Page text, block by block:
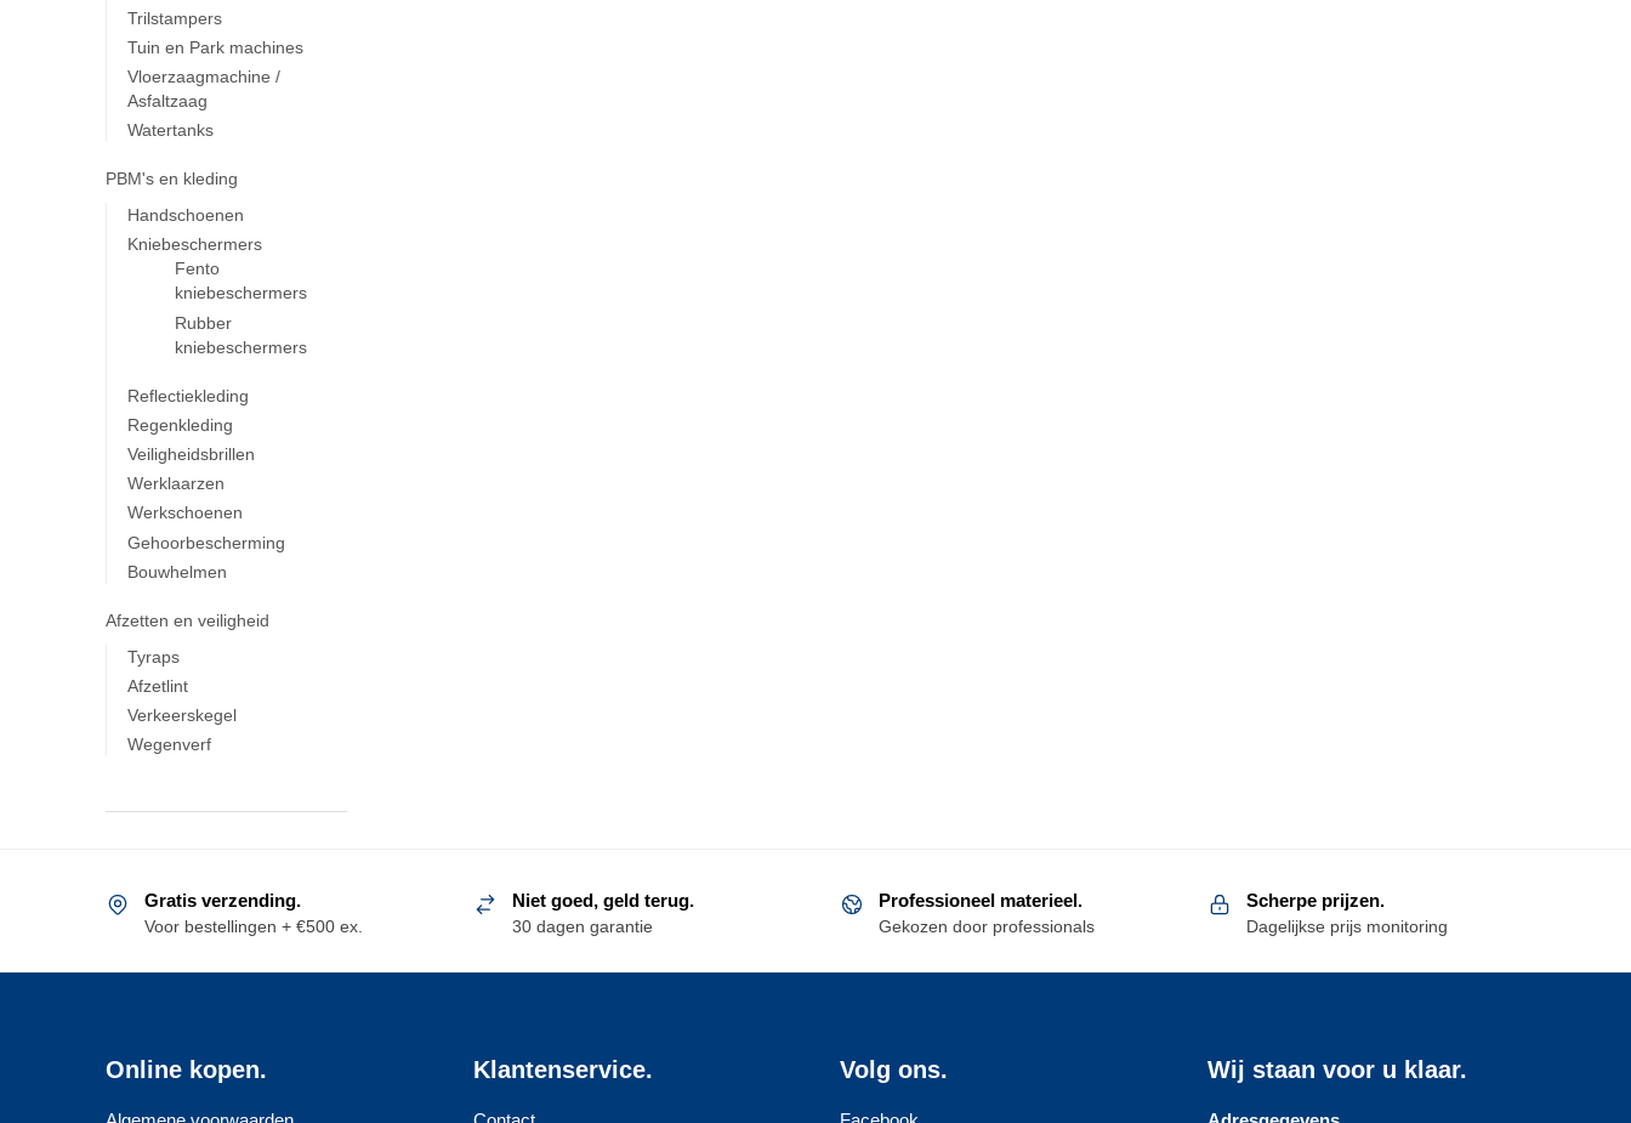
Trilstampers
Tuin en Park machines
Vloerzaagmachine /
Asfaltzaag
Watertanks
PBM's en kleding
Handschoenen
Kniebeschermers
Fento
kniebeschermers
Rubber
kniebeschermers
Reflectiekleding
Regenkleding
Veiligheidsbrillen
Werklaarzen
Werkschoenen
Gehoorbescherming
Bouwhelmen
Afzetten en veiligheid
Tyraps
Afzetlint
Verkeerskegel
Wegenverf
Gratis verzending.
Voor bestellingen + €500 ex.
Niet goed, geld terug.
30 dagen garantie
Professioneel materieel.
Gekozen door professionals
Scherpe prijzen.
Dagelijkse prijs monitoring
Online kopen. Klantenservice. Volg ons. Wij staan voor u klaar.